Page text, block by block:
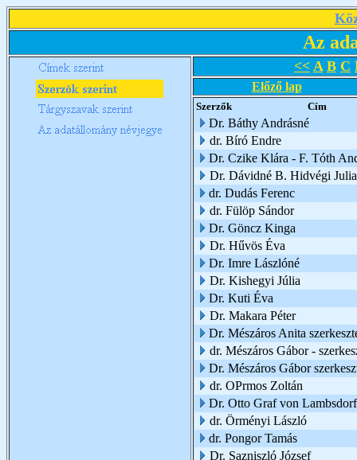
Az
<< A B C
Előző lap
Szerzők Cím
Dr. Báthy Andrásné
dr. Bíró Endre
Dr. Czike Klára - F. Tóth
Dr. Dávidné B. Hidvégi
dr. Dudás Ferenc
dr. Fülöp Sándor
Dr. Göncz Kinga
Dr. Hűvös Éva
Dr. Imre Lászlóné
Dr. Kishegyi Júlia
Dr. Kuti Éva
Dr. Makara Péter
Dr. Mészáros Anita
dr. Mészáros Gábor -
Dr. Mészáros Gábor
dr. OPrmos Zoltán
Dr. Otto Graf von
dr. Örményi László
dr. Pongor Tamás
Dr. Sazniszló József